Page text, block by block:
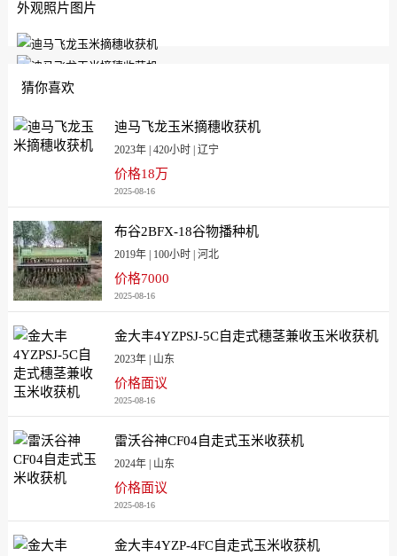
外观照片图片
猜你喜欢
迪马飞龙玉米摘穗收获机
2023年 | 420小时 | 辽宁
价格18万
2025-08-16
布谷2BFX-18谷物播种机
2019年 | 100小时 | 河北
价格7000
2025-08-16
金大丰4YZPSJ-5C自走式穗茎兼收玉米收获机
2023年 | 山东
价格面议
2025-08-16
雷沃谷神CF04自走式玉米收获机
2024年 | 山东
价格面议
2025-08-16
金大丰4YZP-4FC自走式玉米收获机